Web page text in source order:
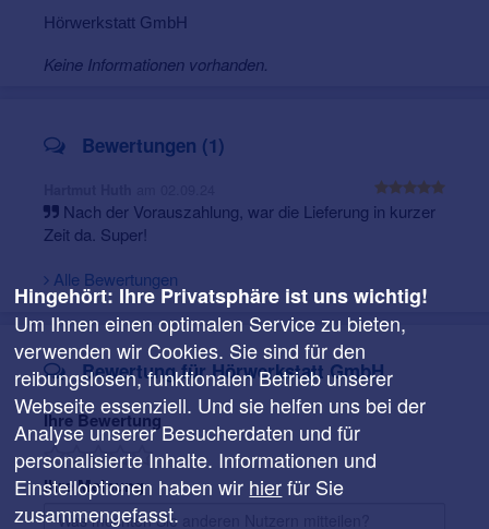
Hörwerkstatt GmbH
Keine Informationen vorhanden.
Bewertungen (1)
Nach der Vorauszahlung, war die Lieferung in kurzer
Zeit da. Super!
Alle Bewertungen
Bewertung für Hörwerkstatt GmbH
Ihre Bewertung
Ihre Meinung
Hingehört: Ihre Privatsphäre ist uns wichtig!
Um Ihnen einen optimalen Service zu bieten,
verwenden wir Cookies. Sie sind für den
reibungslosen, funktionalen Betrieb unserer
Webseite essenziell. Und sie helfen uns bei der
Analyse unserer Besucherdaten und für
personalisierte Inhalte. Informationen und
Einstelloptionen haben wir hierfür Sie
zusammengefasst.